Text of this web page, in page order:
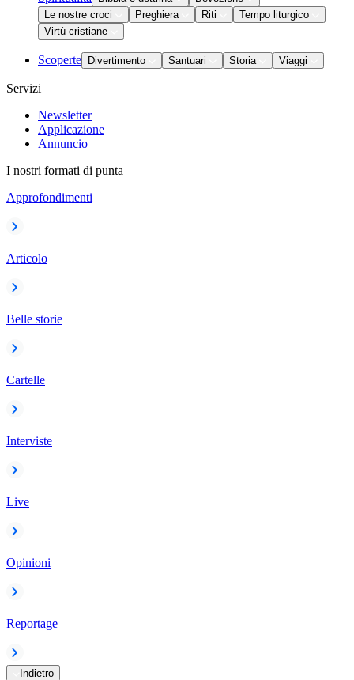
Le nostre croci
Preghiera Riti
Tempo liturgico
Virtù cristiane
Scoperte Divertimento Santuari Storia Viaggi
Servizi
Newsletter
Applicazione
Annuncio
I nostri formati di punta
Approfondimenti
Articolo
Belle storie
Cartelle
Interviste
Live
Opinioni
Reportage
Indietro